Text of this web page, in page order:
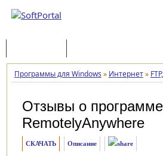
Программы для Windows » Интернет»
Отзывы о программе
RemotelyAnywhere
СКАЧАТЬ Описание